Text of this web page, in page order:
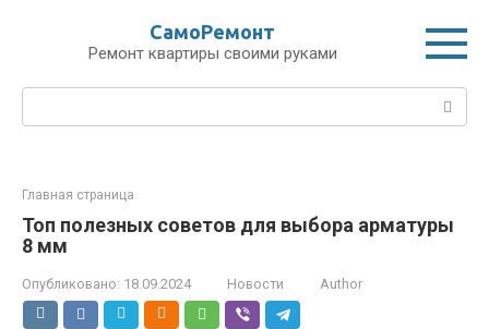
СамоРемонт
Ремонт квартиры своими руками
Поиск:
Главная страница
Топ полезных советов для выбора арматуры
8 мм
Опубликовано: 18.09.2024 Новости Author